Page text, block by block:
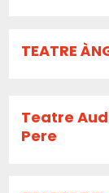
TEATRE
Teatre
Pere